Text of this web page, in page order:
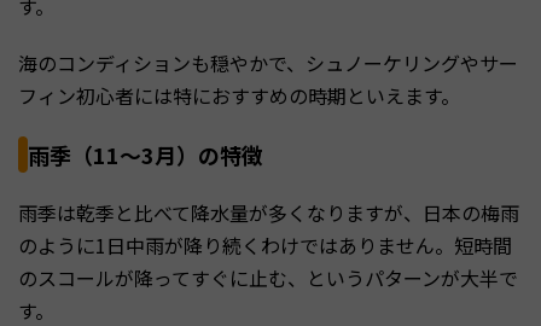
海のコンディションも穏やかで、シュノーケリングやサー
フィン初心者には特におすすめの時期といえます。
雨季（11〜3月）の特徴
雨季は乾季と比べて降水量が多くなりますが、日本の梅雨
のように1日中雨が降り続くわけではありません。短時間
のスコールが降ってすぐに止む、というパターンが大半で
す。